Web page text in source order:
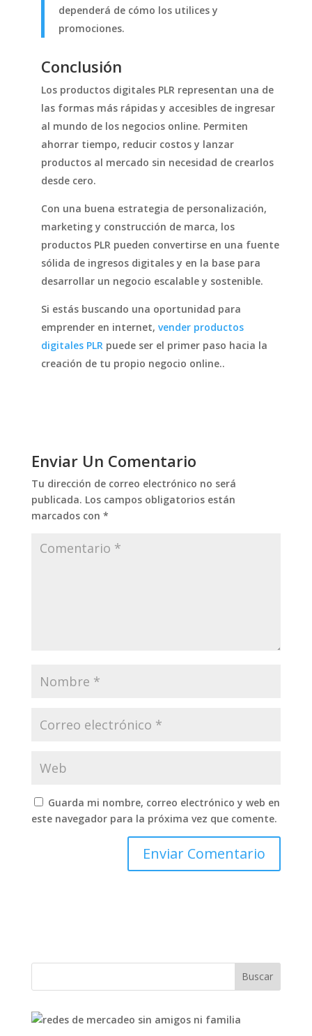
dependerá de cómo los utilices y
promociones.
Conclusión
Los productos digitales PLR representan una de
las formas más rápidas y accesibles de ingresar
al mundo de los negocios online. Permiten
ahorrar tiempo, reducir costos y lanzar
productos al mercado sin necesidad de crearlos
desde cero.
Con una buena estrategia de personalización,
marketing y construcción de marca, los
productos PLR pueden convertirse en una fuente
sólida de ingresos digitales y en la base para
desarrollar un negocio escalable y sostenible.
Si estás buscando una oportunidad para
emprender en internet, vender productos
digitales PLR puede ser el primer paso hacia la
creación de tu propio negocio online..
Enviar Un Comentario
Tu dirección de correo electrónico no será
publicada. Los campos obligatorios están
marcados con *
Guarda mi nombre, correo electrónico y web en
este navegador para la próxima vez que comente.